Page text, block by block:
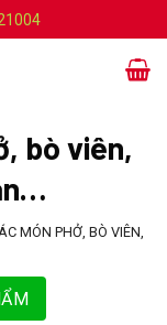
bò viên,
MÓN PHỞ, BÒ VIÊN,